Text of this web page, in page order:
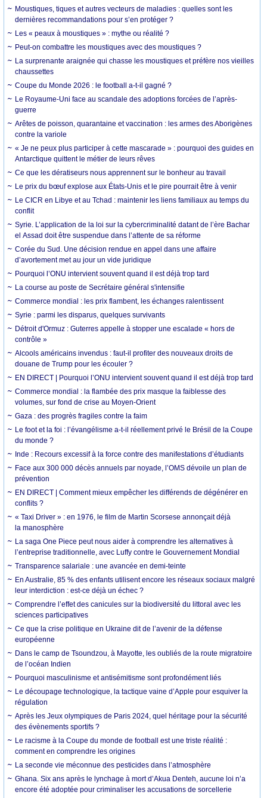
Moustiques, tiques et autres vecteurs de maladies : quelles sont les
dernières recommandations pour s’en protéger ?
Les « peaux à moustiques » : mythe ou réalité ?
Peut-on combattre les moustiques avec des moustiques ?
La surprenante araignée qui chasse les moustiques et préfère nos vieilles
chaussettes
Coupe du Monde 2026 : le football a-t-il gagné ?
Le Royaume-Uni face au scandale des adoptions forcées de l’après-
guerre
Arêtes de poisson, quarantaine et vaccination : les armes des Aborigènes
contre la variole
« Je ne peux plus participer à cette mascarade » : pourquoi des guides en
Antarctique quittent le métier de leurs rêves
Ce que les dératiseurs nous apprennent sur le bonheur au travail
Le prix du bœuf explose aux États-Unis et le pire pourrait être à venir
Le CICR en Libye et au Tchad : maintenir les liens familiaux au temps du
conflit
Syrie. L’application de la loi sur la cybercriminalité datant de l’ère Bachar
el Assad doit être suspendue dans l’attente de sa réforme
Corée du Sud. Une décision rendue en appel dans une affaire
d’avortement met au jour un vide juridique
Pourquoi l’ONU intervient souvent quand il est déjà trop tard
La course au poste de Secrétaire général s'intensifie
Commerce mondial : les prix flambent, les échanges ralentissent
Syrie : parmi les disparus, quelques survivants
Détroit d'Ormuz : Guterres appelle à stopper une escalade « hors de
contrôle »
Alcools américains invendus : faut-il profiter des nouveaux droits de
douane de Trump pour les écouler ?
EN DIRECT | Pourquoi l’ONU intervient souvent quand il est déjà trop tard
Commerce mondial : la flambée des prix masque la faiblesse des
volumes, sur fond de crise au Moyen-Orient
Gaza : des progrès fragiles contre la faim
Le foot et la foi : l’évangélisme a-t-il réellement privé le Brésil de la Coupe
du monde ?
Inde : Recours excessif à la force contre des manifestations d’étudiants
Face aux 300 000 décès annuels par noyade, l’OMS dévoile un plan de
prévention
EN DIRECT | Comment mieux empêcher les différends de dégénérer en
conflits ?
« Taxi Driver » : en 1976, le film de Martin Scorsese annonçait déjà
la manosphère
La saga One Piece peut nous aider à comprendre les alternatives à
l’entreprise traditionnelle, avec Luffy contre le Gouvernement Mondial
Transparence salariale : une avancée en demi-teinte
En Australie, 85 % des enfants utilisent encore les réseaux sociaux malgré
leur interdiction : est-ce déjà un échec ?
Comprendre l’effet des canicules sur la biodiversité du littoral avec les
sciences participatives
Ce que la crise politique en Ukraine dit de l’avenir de la défense
européenne
Dans le camp de Tsoundzou, à Mayotte, les oubliés de la route migratoire
de l’océan Indien
Pourquoi masculinisme et antisémitisme sont profondément liés
Le découpage technologique, la tactique vaine d’Apple pour esquiver la
régulation
Après les Jeux olympiques de Paris 2024, quel héritage pour la sécurité
des évènements sportifs ?
Le racisme à la Coupe du monde de football est une triste réalité :
comment en comprendre les origines
La seconde vie méconnue des pesticides dans l’atmosphère
Ghana. Six ans après le lynchage à mort d’Akua Denteh, aucune loi n’a
encore été adoptée pour criminaliser les accusations de sorcellerie